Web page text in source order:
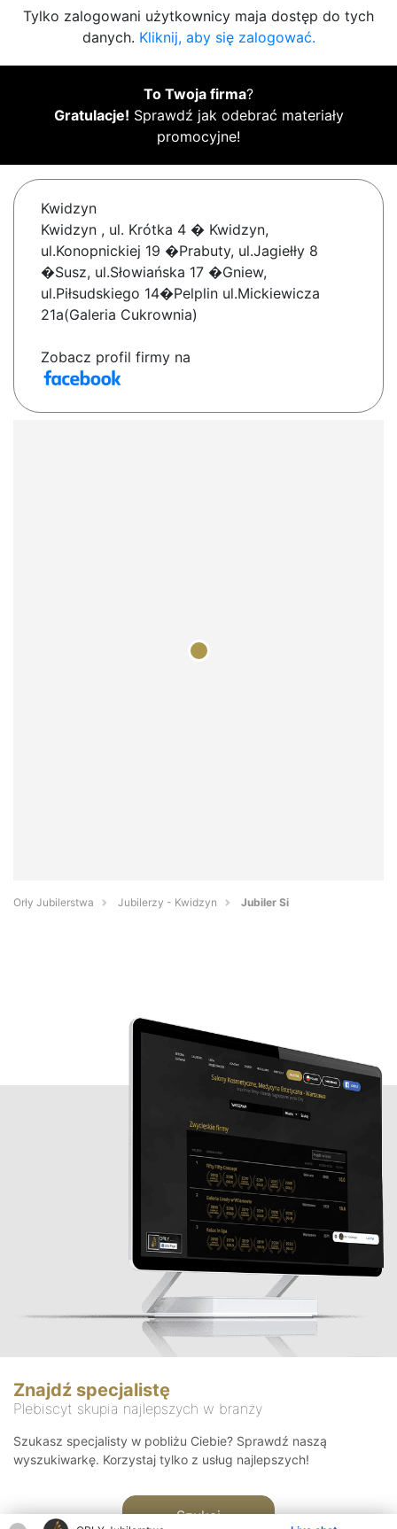
Tylko zalogowani użytkownicy maja dostęp do tych
danych. Kliknij, aby się zalogować.
To Twoja firma?
Gratulacje! Sprawdź jak odebrać materiały
promocyjne!
Kwidzyn
Kwidzyn , ul. Krótka 4 � Kwidzyn,
ul.Konopnickiej 19 �Prabuty, ul.Jagiełły 8
�Susz, ul.Słowiańska 17 �Gniew,
ul.Piłsudskiego 14�Pelplin ul.Mickiewicza
21a(Galeria Cukrownia)
Zobacz profil firmy na
Orły Jubilerstwa Jubilerzy - Kwidzyn Jubiler Si
Znajdź specjalistę
Plebiscyt skupia najlepszych w branży
Szukasz specjalisty w pobliżu Ciebie? Sprawdź naszą
wyszukiwarkę. Korzystaj tylko z usług najlepszych!
Szukaj